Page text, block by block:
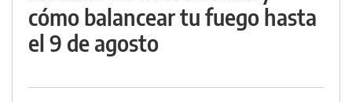
cómo balancear tu fuego hasta
el 9 de agosto